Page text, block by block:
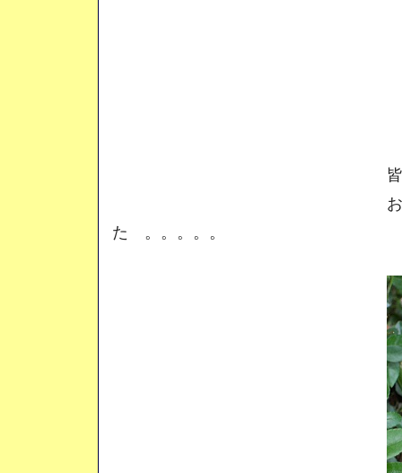
皆さ
お疲れさま
た 。。。。。